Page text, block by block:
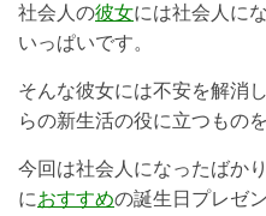
社会人の彼女には社会人に
いっぱいです。
そんな彼女には不安を解消
らの新生活の役に立つもの
今回は社会人になったばか
におすすめの誕生日プレゼ